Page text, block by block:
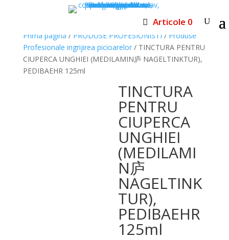
Articole 0
Prima pagină / PRODUSE PROFESIONISTI / Produse
Profesionale ingrijirea picioarelor/ TINCTURA PENTRU
CIUPERCA UNGHIEI (MEDILAMIN庐 NAGELTINKTUR),
PEDIBAEHR 125ml
TINCTURA
PENTRU
CIUPERCA
UNGHIEI
(MEDILAMI
N庐
NAGELTINK
TUR),
PEDIBAEHR
125ml